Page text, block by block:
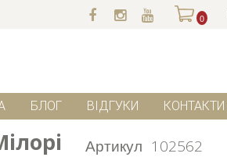
0
БЛОГ ВІДГУКИ КОНТАКТИ
Артикул 102562